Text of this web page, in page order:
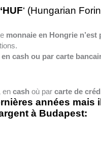
‘HUF‘ (Hungarian
monnaie en Hongrie n’est
cash ou par carte
en cash où par carte de
années
à Budapest: